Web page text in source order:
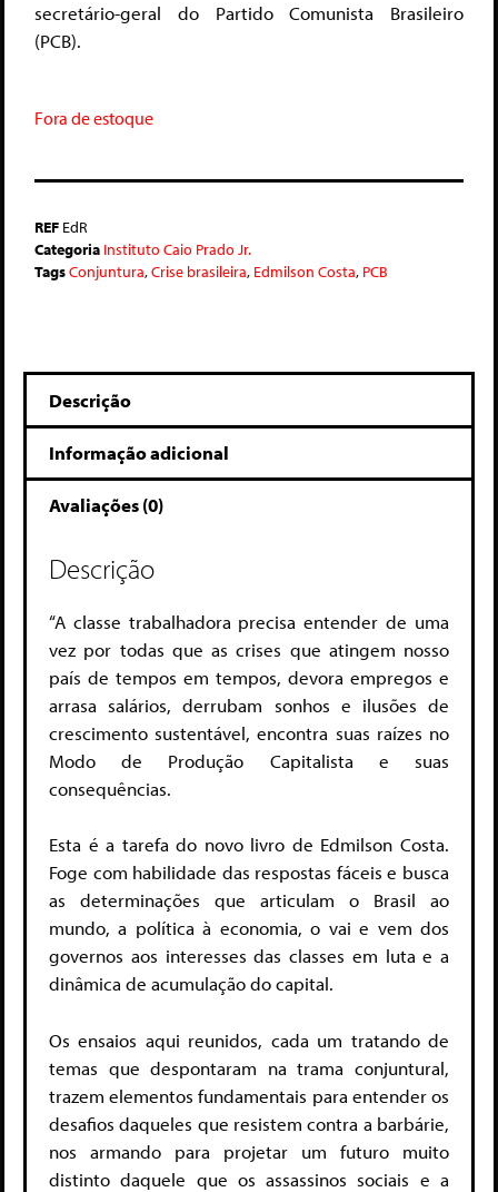
secretário-geral do Partido Comunista Brasileiro
(PCB).
Fora de estoque
REF EdR
Categoria Instituto Caio Prado Jr.
TagsConjuntura,Crise brasileira, Edmilson Costa, PCB
Descrição
Informação adicional
Avaliações (0)
Descrição
“A classe trabalhadora precisa entender de uma
vez por todas que as crises que atingem nosso
país de tempos em tempos, devora empregos e
arrasa salários, derrubam sonhos e ilusões de
crescimento sustentável, encontra suas raízes no
Modo de Produção Capitalista e suas
consequências.
Esta é a tarefa do novo livro de Edmilson Costa.
Foge com habilidade das respostas fáceis e busca
as determinações que articulam o Brasil ao
mundo, a política à economia, o vai e vem dos
governos aos interesses das classes em luta e a
dinâmica de acumulação do capital.
Os ensaios aqui reunidos, cada um tratando de
temas que despontaram na trama conjuntural,
trazem elementos fundamentais para entender os
desafios daqueles que resistem contra a barbárie,
nos armando para projetar um futuro muito
distinto daquele que os assassinos sociais e a